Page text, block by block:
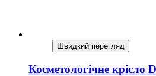
Швидкий перегляд
Косметологічне